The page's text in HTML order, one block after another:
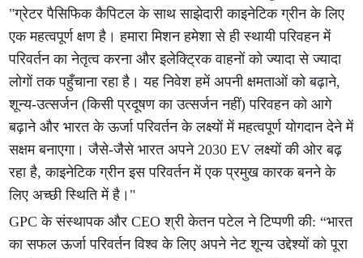
"ग्रेटर पैसिफिक कैपिटल के साथ साझेदारी काइनेटिक ग्रीन के लिए
एक महत्वपूर्ण क्षण है। हमारा मिशन हमेशा से ही स्थायी परिवहन में
परिवर्तन का नेतृत्व करना और इलेक्ट्रिक वाहनों को ज्यादा से ज्यादा
लोगों तक पहुँचाना रहा है। यह निवेश हमें अपनी क्षमताओं को बढ़ाने,
शून्य-उत्सर्जन (किसी प्रदूषण का उत्सर्जन नहीं) परिवहन को आगे
बढ़ाने और भारत के ऊर्जा परिवर्तन के लक्ष्यों में महत्वपूर्ण योगदान देने में
सक्षम बनाएगा। जैसे-जैसे भारत अपने 2030 EV लक्ष्यों की ओर बढ़
रहा है, काइनेटिक ग्रीन इस परिवर्तन में एक प्रमुख कारक बनने के
लिए अच्छी स्थिति में है।"
GPC के संस्थापक और CEO श्री केतन पटेल ने टिप्पणी की: “भारत
का सफल ऊर्जा परिवर्तन विश्व के लिए अपने नेट शून्य उद्देश्यों को पूरा